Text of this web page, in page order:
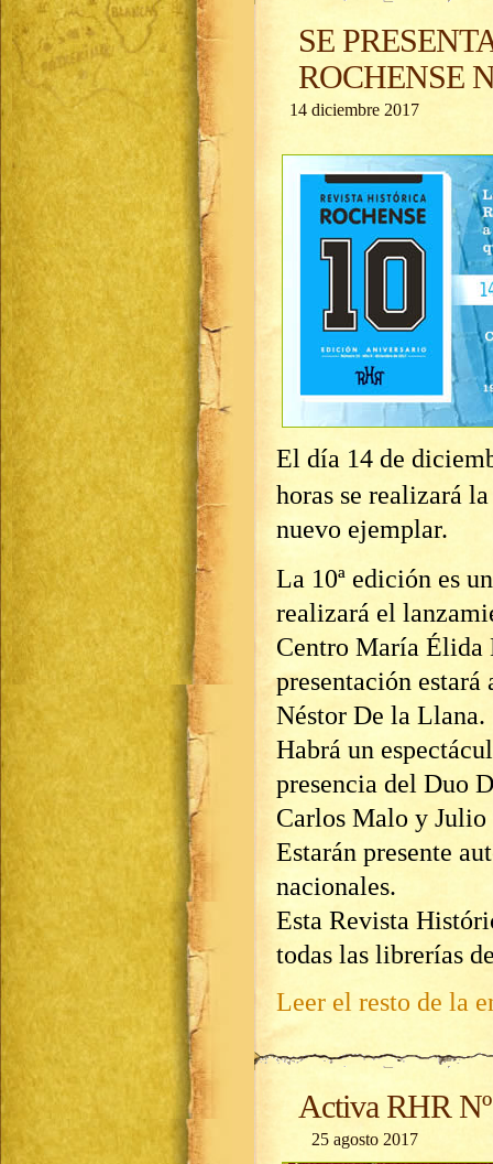
SE
ROCHENSE
14 diciembre 2017
El día 14 de
horas se realizará
nuevo ejemplar.
La 10ª edición es
realizará el
Centro María Élida
presentación estará
Néstor De la Llana.
Habrá un
presencia del Duo
Carlos Malo y
Estarán presente
nacionales.
Esta Revista
todas las librerías
Leer el resto de la
Activa RHR
25 agosto 2017